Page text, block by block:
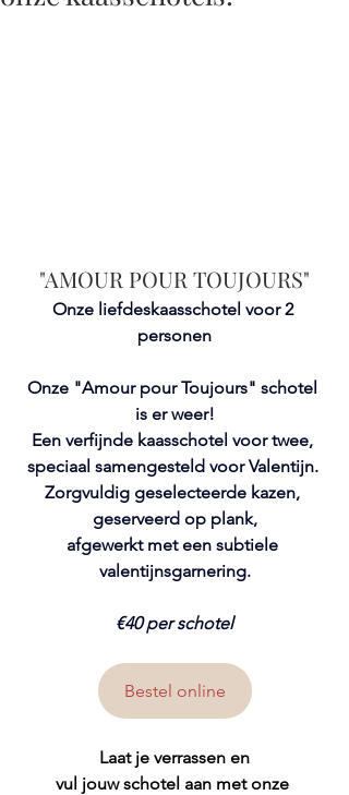
"AMOUR POUR TOUJOURS"
Onze liefdeskaasschotel voor 2
personen
Onze "Amour pour Toujours" schotel
is er weer!
Een verfijnde kaasschotel voor twee,
speciaal samengesteld voor Valentijn.
Zorgvuldig geselecteerde kazen,
geserveerd op plank,
afgewerkt met een subtiele
valentijnsgarnering.
€40 per schotel
Bestel online
Laat je verrassen en
vul jouw schotel aan met onze